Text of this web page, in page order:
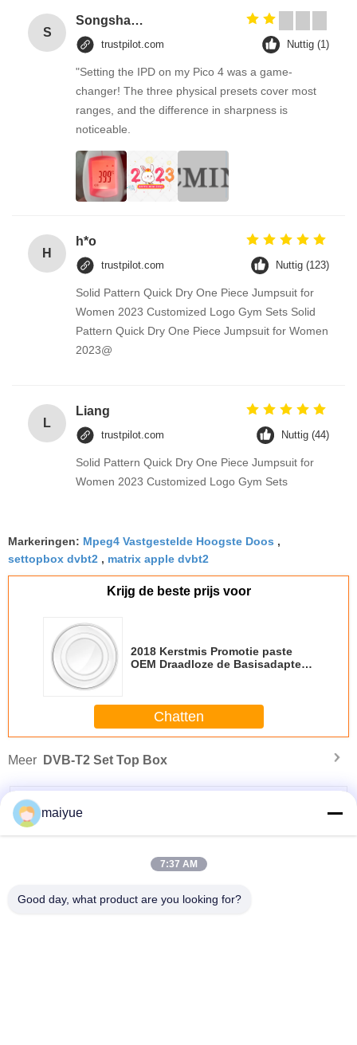
S
Songshang
trustpilot.com Nuttig (1)
"Setting the IPD on my Pico 4 was a game-
changer! The three physical presets cover most
ranges, and the difference in sharpness is
noticeable.
H
h*o
trustpilot.com Nuttig (123)
Solid Pattern Quick Dry One Piece Jumpsuit for
Women 2023 Customized Logo Gym Sets Solid
Pattern Quick Dry One Piece Jumpsuit for Women
2023@
L
Liang
trustpilot.com Nuttig (44)
Solid Pattern Quick Dry One Piece Jumpsuit for
Women 2023 Customized Logo Gym Sets
Markeringen: Mpeg4 Vastgestelde Hoogste Doos ,
settopbox dvbt2 , matrix apple dvbt2
Krijg de beste prijs voor
2018 Kerstmis Promotie paste
OEM Draadloze de Basisadapter
Chatten
Meer DVB-T2 Set Top Box
2019 de Draadloze Auto het Laden Opening van de Houderslucht Draadloze
maiyue
7:37 AM
Good day, what product are you looking for?